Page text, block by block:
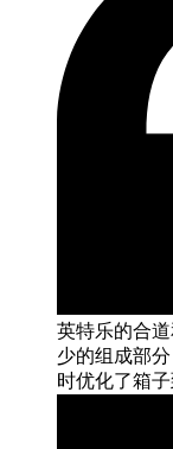
英特乐的合
少的组成部
时优化了箱